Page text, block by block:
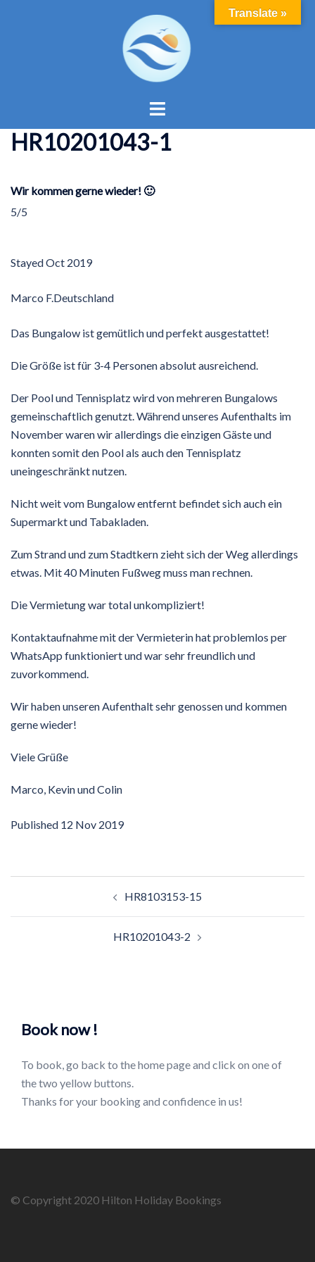
Toggle
HR10201043-1
Wir kommen gerne wieder! 🙂
5/5
StayedOct 2019
Marco F.Deutschland
Das Bungalow ist gemütlich und perfekt ausgestattet!
Die Größe ist für 3-4 Personen absolut ausreichend.
Der Pool und Tennisplatz wird von mehreren Bungalows
gemeinschaftlich genutzt. Während unseres Aufenthalts im
November waren wir allerdings die einzigen Gäste und
konnten somit den Pool als auch den Tennisplatz
uneingeschränkt nutzen.
Nicht weit vom Bungalow entfernt befindet sich auch ein
Supermarkt und Tabakladen.
Zum Strand und zum Stadtkern zieht sich der Weg allerdings
etwas. Mit 40 Minuten Fußweg muss man rechnen.
Die Vermietung war total unkompliziert!
Kontaktaufnahme mit der Vermieterin hat problemlos per
WhatsApp funktioniert und war sehr freundlich und
zuvorkommend.
Wir haben unseren Aufenthalt sehr genossen und kommen
gerne wieder!
Viele Grüße
Marco, Kevin und Colin
Published 12 Nov 2019
HR8103153-15
HR10201043-2
Book now !
To book, go back to the home page and click on one of
the two yellow buttons.
Thanks for your booking and confidence in us!
© Copyright 2020 Hilton Holiday Bookings
Translate »